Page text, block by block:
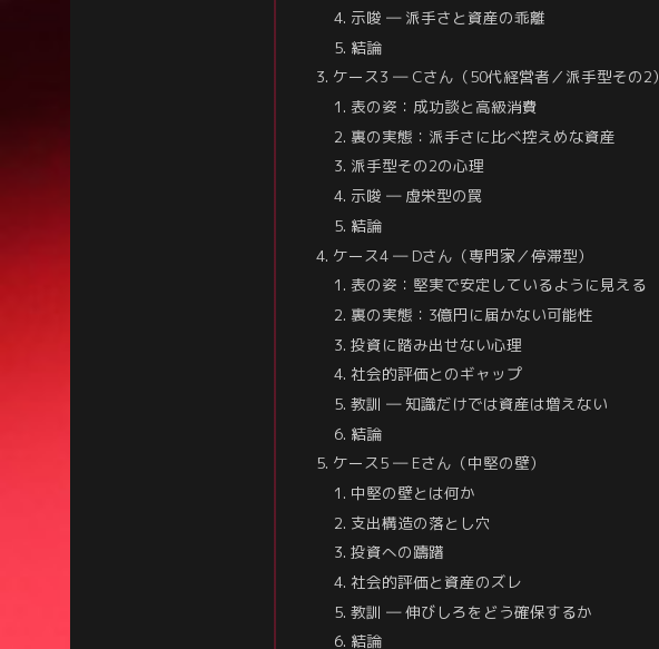
示唆 ― 派手さと資産の乖離
結論
ケース3 ― Cさん（50代経営者／派手型その2）
表の姿：成功談と高級消費
裏の実態：派手さに比べ控えめな資産
派手型その2の心理
示唆 ― 虚栄型の罠
結論
ケース4 ― Dさん（専門家／停滞型）
表の姿：堅実で安定しているように見える
裏の実態：3億円に届かない可能性
投資に踏み出せない心理
社会的評価とのギャップ
教訓 ― 知識だけでは資産は増えない
結論
ケース5 ― Eさん（中堅の壁）
中堅の壁とは何か
支出構造の落とし穴
投資への躊躇
社会的評価と資産のズレ
教訓 ― 伸びしろをどう確保するか
結論